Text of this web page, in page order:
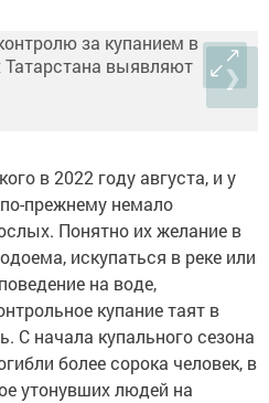
❯
в 2022 году августа, и у
прежнему немало
Понятно их желание в
искупаться в реке или
на воде,
купание таят в
С начала купального сезона
более сорока человек, в
утонувших людей на